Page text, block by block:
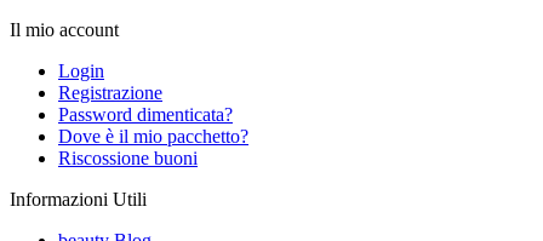
Il mio account
Login
Registrazione
Password dimenticata?
Dove è il mio pacchetto?
Riscossione buoni
Informazioni Utili